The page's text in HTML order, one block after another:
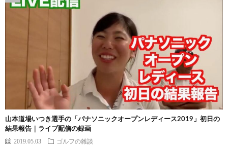
山本道場いつき選手の「パナソニックオープンレディース2019」初日の
結果報告｜ライブ配信の録画
2019.05.03 ゴルフの雑談